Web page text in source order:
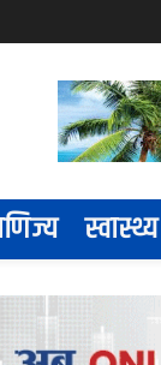
स्वास्थ्य